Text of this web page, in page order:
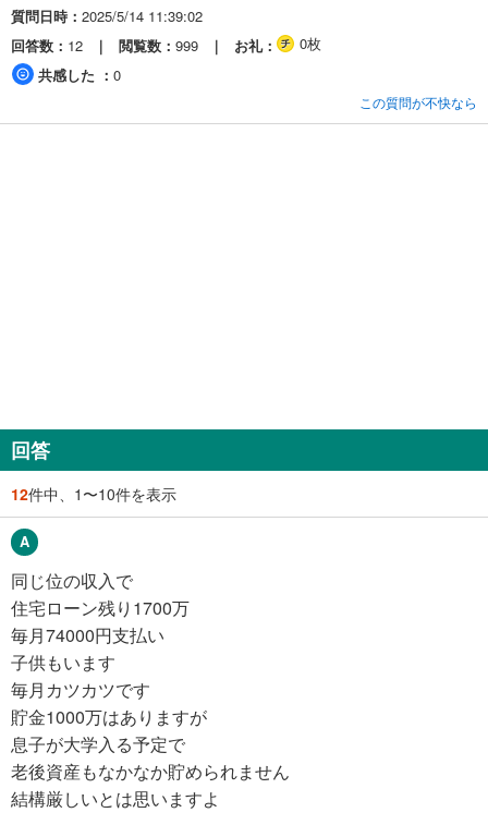
質問日時
2025/5/14 11:39:02
回答数
12 閲覧数 999 お礼
0枚
共感した
0
この質問が不快なら
回答
12件中、1〜10件を表示
同じ位の収入で
住宅ローン残り1700万
毎月74000円支払い
子供もいます
毎月カツカツです
貯金1000万はありますが
息子が大学入る予定で
老後資産もなかなか貯められません
結構厳しいとは思いますよ